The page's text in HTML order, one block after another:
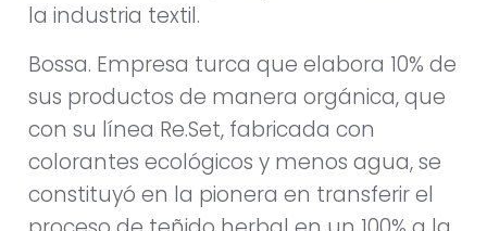
la industria textil.
Bossa. Empresa turca que elabora 10% de
sus productos de manera orgánica, que
con su línea Re.Set, fabricada con
colorantes ecológicos y menos agua, se
constituyó en la pionera en transferir el